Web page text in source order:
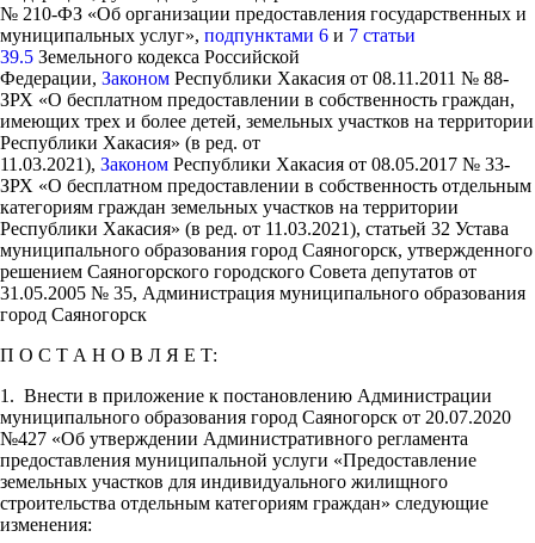
№ 210-ФЗ «Об организации предоставления государственных и
муниципальных услуг», подпунктами 6 и 7 статьи
39.5 Земельного кодекса Российской
Федерации, Законом Республики Хакасия от 08.11.2011 № 88-
ЗРХ «О бесплатном предоставлении в собственность граждан,
имеющих трех и более детей, земельных участков на территории
Республики Хакасия» (в ред. от
11.03.2021), Законом Республики Хакасия от 08.05.2017 № 33-
ЗРХ «О бесплатном предоставлении в собственность отдельным
категориям граждан земельных участков на территории
Республики Хакасия» (в ред. от 11.03.2021), статьей 32 Устава
муниципального образования город Саяногорск, утвержденного
решением Саяногорского городского Совета депутатов от
31.05.2005 № 35, Администрация муниципального образования
город Саяногорск
П О С Т А Н О В Л Я Е Т:
1. Внести в приложение к постановлению Администрации
муниципального образования город Саяногорск от 20.07.2020
№427 «Об утверждении Административного регламента
предоставления муниципальной услуги «Предоставление
земельных участков для индивидуального жилищного
строительства отдельным категориям граждан» следующие
изменения: